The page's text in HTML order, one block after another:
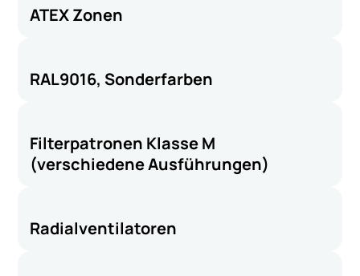
ATEX Zonen
RAL9016, Sonderfarben
Filterpatronen Klasse M
(verschiedene Ausführungen)
Radialventilatoren